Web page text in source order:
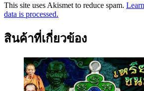
This site uses Akismet to reduce spam.
data is processed.
สินค้าที่เกี่ยวข้อง